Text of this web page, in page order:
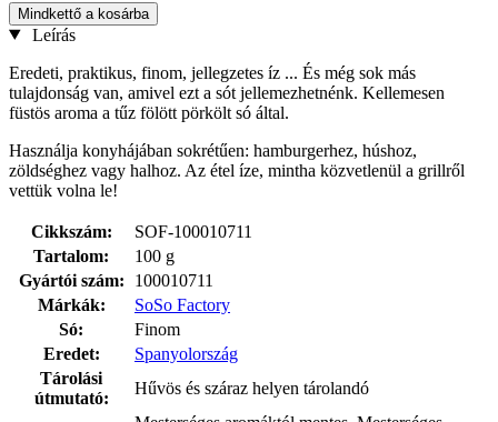
Mindkettő a kosárba
Leírás
Eredeti, praktikus, finom, jellegzetes íz ... És még sok más
tulajdonság van, amivel ezt a sót jellemezhetnénk. Kellemesen
füstös aroma a tűz fölött pörkölt só által.
Használja konyhájában sokrétűen: hamburgerhez, húshoz,
zöldséghez vagy halhoz. Az étel íze, mintha közvetlenül a grillről
vettük volna le!
Cikkszám:
SOF-100010711
Tartalom:
100 g
Gyártói szám:
100010711
Márkák:
SoSo Factory
Só:
Finom
Eredet:
Spanyolország
Tárolási
útmutató:
Hűvös és száraz helyen tárolandó